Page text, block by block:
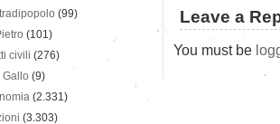
Leave a
You must be
(99)
(101)
civili (276)
Gallo (9)
(2.331)
(3.303)